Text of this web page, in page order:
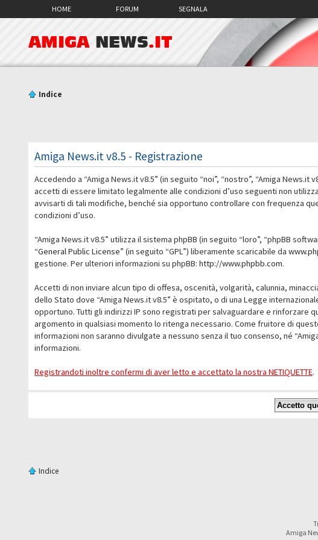
HOME FORUM SEGNALA
AMIGA NEWS.IT
Indice
Amiga News.it v8.5 - Registrazione
Accedendo a “Amiga News.it v8.5” (in seguito “noi”, “nostro”, “Amiga
accetti di essere limitato legalmente alle condizioni d’uso seguenti non
avvisarti di tali modifiche, benché sia opportuno controllare con frequenza
condizioni d’uso.
“Amiga News.it v8.5” utilizza il sistema phpBB (in seguito “loro”, “phpBB
“General Public License” (in seguito “GPL”) liberamente scaricabile da
gestione. Per ulteriori informazioni su phpBB:http://www.phpbb.com.
Accetti di non inviare alcun tipo di offesa, oscenità, volgarità, calunnia,
dello Stato dove “Amiga News.it v8.5” è ospitato, o di una Legge
opportuno. Tutti gli indirizzi IP sono registrati per salvaguardare e rinforzare
argomento in qualsiasi momento lo ritenga necessario. Come fruitore di
informazioni non saranno divulgate a nessuno senza il tuo consenso, né
informazioni.
Registrandoti inoltre confermi di aver letto e accettato la nostra NETIQUETTE.
Indice
Amiga